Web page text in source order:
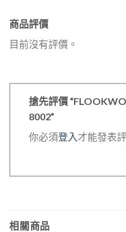
商品評價
目前沒有評價。
搶先評價
8002”
你必須登入才能發表
相關商品